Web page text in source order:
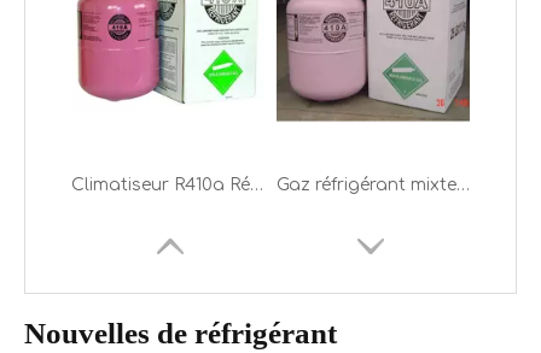
Vente d'usine de gaz réfrigérant mixte Hfc fréon R410 Vente d'usine à bas prix 11,3 kg de gaz réfrigérant mixte R410A
Nouvelles de réfrigérant